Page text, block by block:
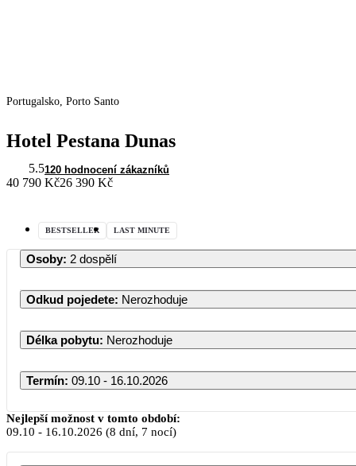
Portugalsko, Porto Santo
Hotel Pestana Dunas
5.5120 hodnocení zákazníků
40 790 Kč26 390 Kč
BESTSELLER LAST MINUTE
Osoby: 2 dospělí
Odkud pojedete: Nerozhoduje
Délka pobytu: Nerozhoduje
Termín: 09.10 - 16.10.2026
PO ÚT
Nejlepší možnost v tomto období:
09.10 - 16.10.2026 (8 dní, 7 nocí)